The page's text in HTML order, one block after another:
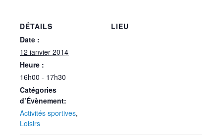
DÉTAILS
Date :
12 janvier 2014
Heure :
16h00 - 17h30
Catégories
d’Évènement:
Activités sportives,
Loisirs
LIEU